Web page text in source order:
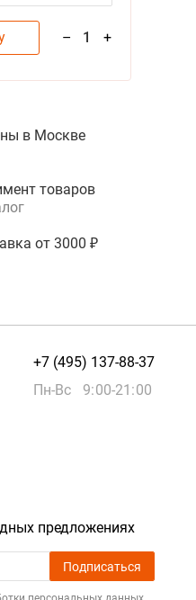
– 1 +
в Москве
товаров
от 3000 ₽
+7 (495) 137-88-37
Пн-Вс 9:00-21:00
предложениях
Подписаться